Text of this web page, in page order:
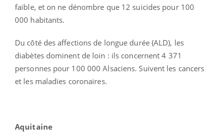
faible, et on ne dénombre que 12 suicides pour 100
000 habitants.
Du côté des affections de longue durée (ALD), les
diabètes dominent de loin : ils concernent 4 371
personnes pour 100 000 Alsaciens. Suivent les cancers
et les maladies coronaires.
Aquitaine